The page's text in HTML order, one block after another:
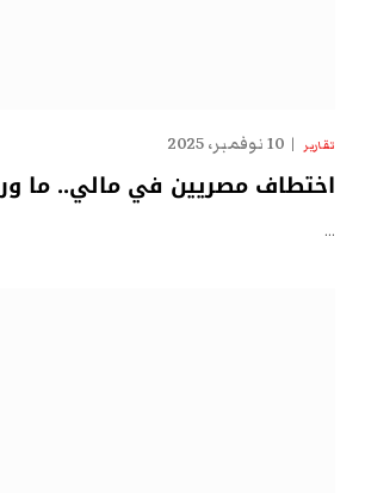
تقارير 10 نوفمبر، 2025
اختطاف مصريين في مالي.. ما
…